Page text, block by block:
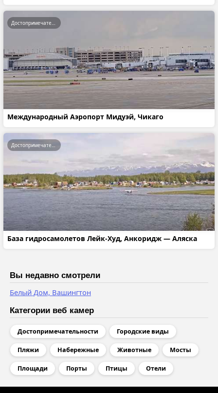
Международный Аэропорт Мидуэй, Чикаго
Достопримечательности
База гидросамолетов Лейк-Худ, Анкоридж — Аляска
Достопримечательности
Вы недавно смотрели
Белый Дом, Вашингтон
Категории веб камер
Достопримечательности Городские виды
Пляжи Набережные Животные Мосты
Площади Порты Птицы Отели